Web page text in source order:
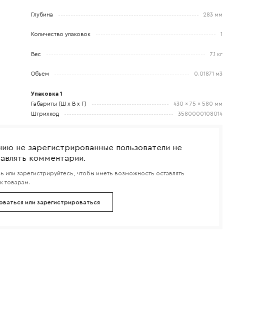
Глубина 283 мм
Количество упаковок 1
Вес 7.1 кг
Объем 0.01871 м3
Упаковка 1
Габариты (Ш x В x Г)
430 x 75 x 580 мм
Штрихкод
3580000108014
не зарегистрированные пользователи не
комментарии.
или зарегистрируйтесь, чтобы иметь возможность оставлять
товарам.
или зарегистрироваться